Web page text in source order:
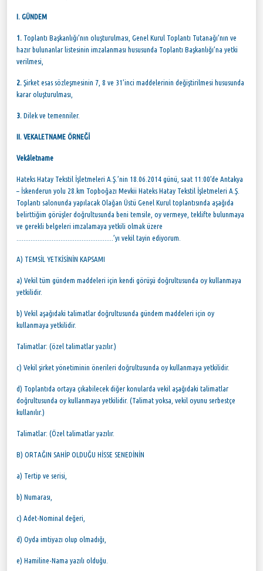
I. GÜNDEM
1. Toplantı Başkanlığı’nın oluşturulması, Genel Kurul Toplantı Tutanağı’nın ve
hazır bulunanlar listesinin imzalanması hususunda Toplantı Başkanlığı’na yetki
verilmesi,
2. Şirket esas sözleşmesinin 7, 8 ve 31’inci maddelerinin değiştirilmesi hususunda
karar oluşturulması,
3. Dilek ve temenniler.
II. VEKALETNAME ÖRNEĞİ
Vekâletname
Hateks Hatay Tekstil İşletmeleri A.Ş.’nin 18.06.2014 günü, saat 11:00’de Antakya
– İskenderun yolu 28.km Topboğazı Mevkii Hateks Hatay Tekstil İşletmeleri A.Ş.
Toplantı salonunda yapılacak Olağan Üstü Genel Kurul toplantısında aşağıda
belirttiğim görüşler doğrultusunda beni temsile, oy vermeye, teklifte bulunmaya
ve gerekli belgeleri imzalamaya yetkili olmak üzere
.......................................................’yı vekil tayin ediyorum.
A) TEMSİL YETKİSİNİN KAPSAMI
a) Vekil tüm gündem maddeleri için kendi görüşü doğrultusunda oy kullanmaya
yetkilidir.
b) Vekil aşağıdaki talimatlar doğrultusunda gündem maddeleri için oy
kullanmaya yetkilidir.
Talimatlar: (özel talimatlar yazılır.)
c) Vekil şirket yönetiminin önerileri doğrultusunda oy kullanmaya yetkilidir.
d) Toplantıda ortaya çıkabilecek diğer konularda vekil aşağıdaki talimatlar
doğrultusunda oy kullanmaya yetkilidir. (Talimat yoksa, vekil oyunu serbestçe
kullanılır.)
Talimatlar: (Özel talimatlar yazılır.
B) ORTAĞIN SAHİP OLDUĞU HİSSE SENEDİNİN
a) Tertip ve serisi,
b) Numarası,
c) Adet-Nominal değeri,
d) Oyda imtiyazı olup olmadığı,
e) Hamiline-Nama yazılı olduğu.